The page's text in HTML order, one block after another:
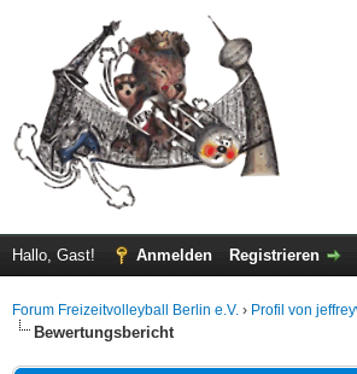
Hallo, Gast! Anmelden Registrieren
Forum Freizeitvolleyball Berlin e.V. › Profil von
Bewertungsbericht